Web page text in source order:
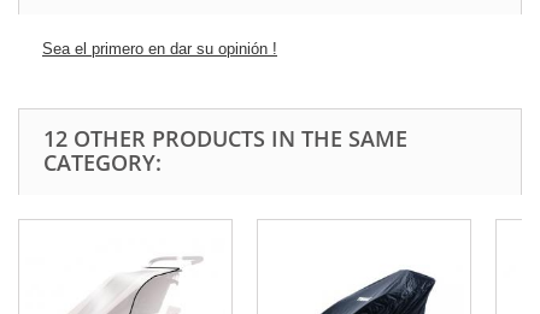
Sea el primero en dar su opinión !
12 OTHER PRODUCTS IN THE SAME
CATEGORY: